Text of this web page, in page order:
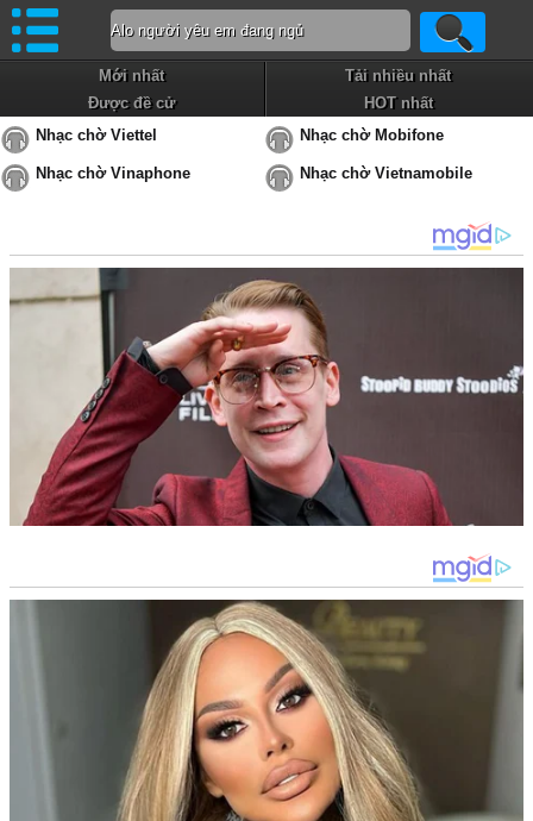
Mới nhất
Tải nhiều nhất
Được đề cử
HOT nhất
Nhạc chờ Viettel
Nhạc chờ Mobifone
Nhạc chờ Vinaphone Nhạc chờ Vietnamobile